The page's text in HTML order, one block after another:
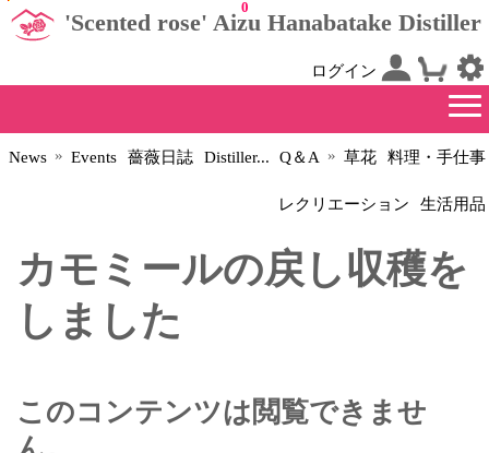
'Scented rose' Aizu Hanabatake Distiller
ログイン
0
News » Events 薔薇日誌 Distiller... Q＆A » 草花 料理・手仕事
レクリエーション 生活用品
カモミールの戻し収穫を
しました
このコンテンツは閲覧できませ